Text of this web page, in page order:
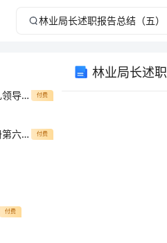
2024年中学毕业典礼领导讲话稿 付费
2024七年级数学下册第六章概率初步6.3等可能事件的概率第4课时概率的简单应用作业课件新版北师大版 付费
付费
林业局长述